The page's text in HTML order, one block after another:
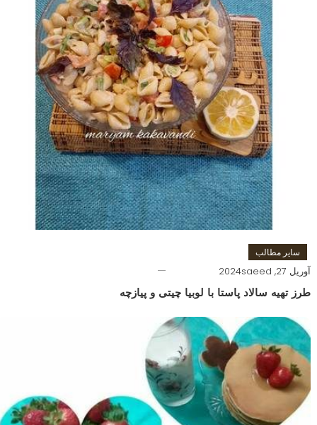
سایر مطالب
آوریل 27, 2024 saeed
طرز تهیه سالاد پاستا با لوبیا چیتی و پیازچه